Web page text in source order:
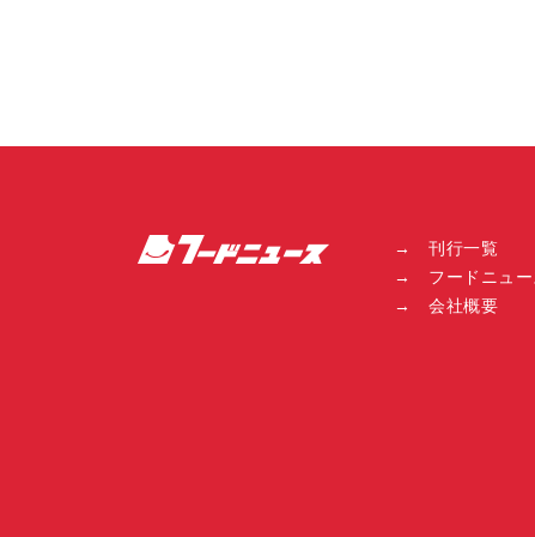
→ 刊行一覧
→ フードニュー
→ 会社概要